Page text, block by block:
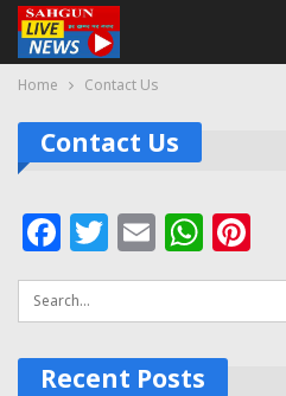
Home Contact Us
Contact Us
Facebook
Twitter
Email
Recent Posts